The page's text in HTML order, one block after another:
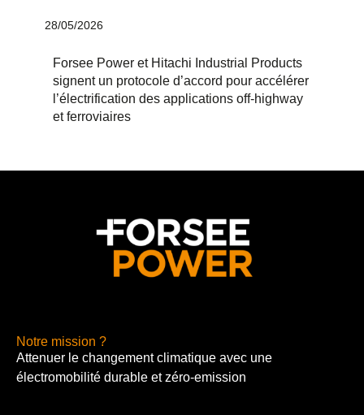
28/05/2026
Forsee Power et Hitachi Industrial Products
signent un protocole d’accord pour accélérer
l’électrification des applications off-highway
et ferroviaires
Notre mission ?
Attenuer le changement climatique avec une
électromobilité durable et zéro-emission